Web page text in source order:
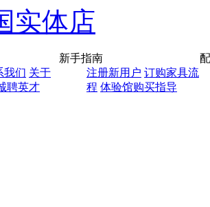
实体店
我们 关于
聘英才
新手指南
注册新用户 订购家具流
程 体验馆购买指导